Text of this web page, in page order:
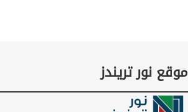
موقع نور تريندز